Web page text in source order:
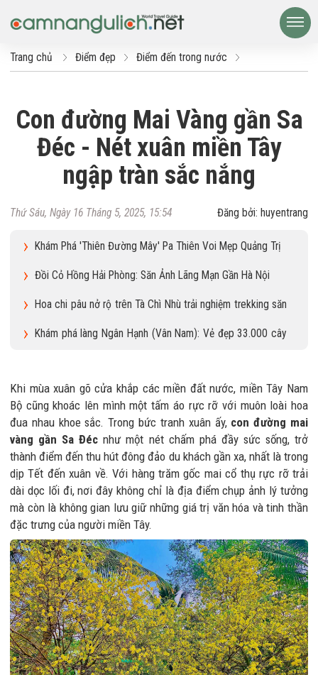
Trang chủ Điểm đẹp Điểm đến trong nước
Con đường Mai Vàng gần Sa
Đéc - Nét xuân miền Tây
ngập tràn sắc nắng
Thứ Sáu, Ngày 16 Tháng 5, 2025, 15:54 Đăng bởi: huyentrang
Khám Phá 'Thiên Đường Mây' Pa Thiên Voi Mẹp Quảng Trị
Đồi Cỏ Hồng Hải Phòng: Săn Ảnh Lãng Mạn Gần Hà Nội
Hoa chi pâu nở rộ trên Tà Chì Nhù trải nghiệm trekking săn
Khám phá làng Ngân Hạnh (Vân Nam): Vẻ đẹp 33.000 cây
Khi mùa xuân gõ cửa khắp các miền đất nước, miền Tây Nam
Bộ cũng khoác lên mình một tấm áo rực rỡ với muôn loài hoa
đua nhau khoe sắc. Trong bức tranh xuân ấy, con đường mai
vàng gần Sa Đéc như một nét chấm phá đầy sức sống, trở
thành điểm đến thu hút đông đảo du khách gần xa, nhất là trong
dịp Tết đến xuân về. Với hàng trăm gốc mai cổ thụ rực rỡ trải
dài dọc lối đi, nơi đây không chỉ là địa điểm chụp ảnh lý tưởng
mà còn là không gian lưu giữ những giá trị văn hóa và tinh thần
đặc trưng của người miền Tây.